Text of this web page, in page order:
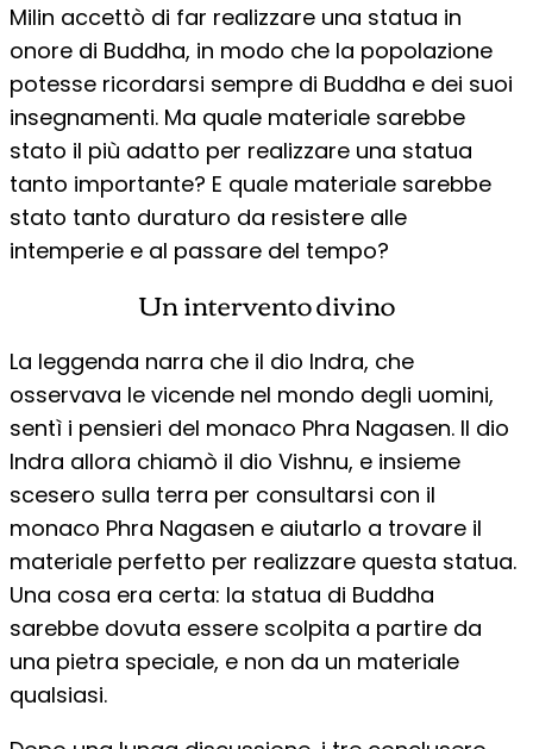
Milin accettò di far realizzare una statua in
onore di Buddha, in modo che la popolazione
potesse ricordarsi sempre di Buddha e dei suoi
insegnamenti. Ma quale materiale sarebbe
stato il più adatto per realizzare una statua
tanto importante? E quale materiale sarebbe
stato tanto duraturo da resistere alle
intemperie e al passare del tempo?
Un intervento divino
La leggenda narra che il dio Indra, che
osservava le vicende nel mondo degli uomini,
sentì i pensieri del monaco Phra Nagasen. Il dio
Indra allora chiamò il dio Vishnu, e insieme
scesero sulla terra per consultarsi con il
monaco Phra Nagasen e aiutarlo a trovare il
materiale perfetto per realizzare questa statua.
Una cosa era certa: la statua di Buddha
sarebbe dovuta essere scolpita a partire da
una pietra speciale, e non da un materiale
qualsiasi.